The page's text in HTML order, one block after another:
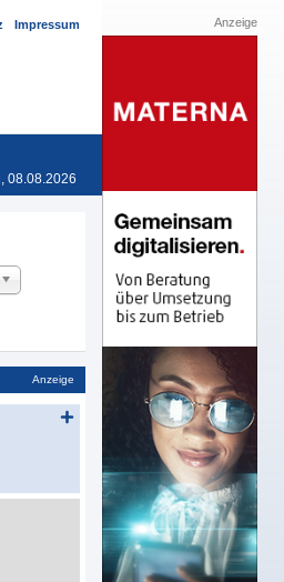
Impressum
08.08.2026
Anzeige
Anzeige